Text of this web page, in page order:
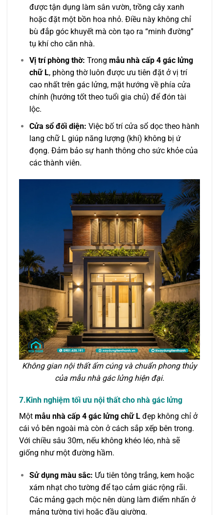
được tận dụng làm sân vườn, trồng cây xanh
hoặc đặt một bồn hoa nhỏ. Điều này không chỉ
bù đắp góc khuyết mà còn tạo ra “minh đường”
tụ khí cho căn nhà.
Vị trí phòng thờ: Trong mẫu nhà cấp 4 gác lửng
chữ L, phòng thờ luôn được ưu tiên đặt ở vị trí
cao nhất trên gác lửng, mặt hướng về phía cửa
chính (hướng tốt theo tuổi gia chủ) để đón tài
lộc.
Cửa sổ đối diện: Việc bố trí cửa sổ dọc theo hành
lang chữ L giúp năng lượng (khí) không bị ứ
đọng. Đảm bảo sự hanh thông cho sức khỏe của
các thành viên.
Không gian nội thất ấm cúng và chuẩn phong thủy
của mẫu nhà gác lửng hiện đại.
7.Kinh nghiệm tối ưu nội thất cho nhà gác lửng
Một mẫu nhà cấp 4 gác lửng chữ L đẹp không chỉ ở
cái vỏ bên ngoài mà còn ở cách sắp xếp bên trong.
Với chiều sâu 30m, nếu không khéo léo, nhà sẽ
giống như một đường hầm.
Sử dụng màu sắc: Ưu tiên tông trắng, kem hoặc
xám nhạt cho tường để tạo cảm giác rộng rãi.
Các mảng gạch mộc nên dùng làm điểm nhấn ở
mảng tường tivi hoặc đầu giường.